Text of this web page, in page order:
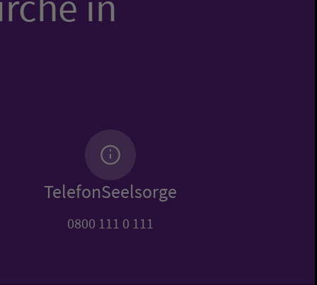
TelefonSeelsorge
0800 111 0 111